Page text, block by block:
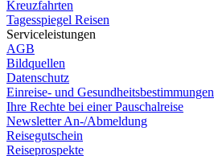
Kreuzfahrten
Tagesspiegel Reisen
Serviceleistungen
AGB
Bildquellen
Datenschutz
Einreise- und Gesundheitsbestimmungen
Ihre Rechte bei einer Pauschalreise
Newsletter An-/Abmeldung
Reisegutschein
Reiseprospekte